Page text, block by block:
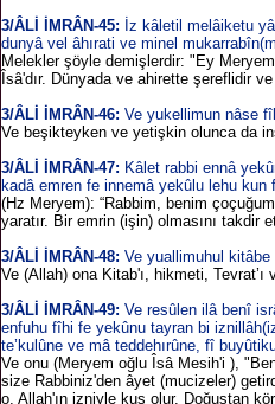
3/ÂLİ İMRÂN-45: İz kâletil melâiketu
dunyâ vel âhırati ve minel
Melekler şöyle demişlerdir: "Ey
Îsâ'dır. Dünyada ve ahirette şereflidir
3/ÂLİ İMRÂN-46: Ve yukellimun nâse
Ve beşikteyken ve yetişkin olunca da
3/ÂLİ İMRÂN-47: Kâlet rabbi ennâ
kadâ emren fe innemâ yekûlu lehu kun
(Hz Meryem): “Rabbim, benim
yaratır. Bir emrin (işin) olmasını takdir
3/ÂLİ İMRÂN-48: Ve yuallimuhul
Ve (Allah) ona Kitab'ı, hikmeti, Tevrat’ı
3/ÂLİ İMRÂN-49: Ve resûlen ilâ benî
enfuhu fîhi fe yekûnu tayran bi
te’kulûne ve mâ teddehırûne, fî
Ve onu (Meryem oğlu Îsâ Mesih'i ),
size Rabbiniz'den âyet (mucizeler)
o, Allah'ın izniyle kuş olur. Doğuştan